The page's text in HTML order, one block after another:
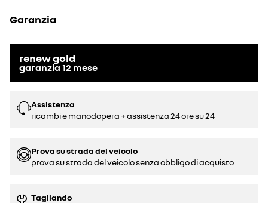
Garanzia
renew gold
garanzia 12 mese
Assistenza
ricambi e manodopera + assistenza 24 ore su 24
Prova su strada del veicolo
prova su strada del veicolo senza obbligo di acquisto
Tagliando